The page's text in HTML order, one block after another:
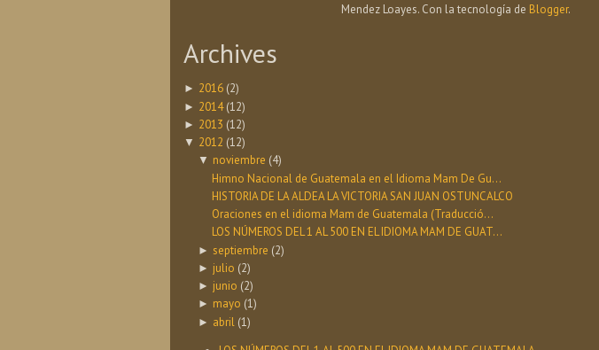
Mendez Loayes. Con la tecnología de Blogger.
Archives
► 2016 (2)
► 2014 (12)
► 2013 (12)
▼ 2012 (12)
▼ noviembre (4)
Himno Nacional de Guatemala en el Idioma Mam De Gu...
HISTORIA DE LA ALDEA LA VICTORIA SAN JUAN OSTUNCALCO
Oraciones en el idioma Mam de Guatemala (Traducció...
LOS NÚMEROS DEL 1 AL 500 EN EL IDIOMA MAM DE GUAT...
► septiembre (2)
► julio (2)
► junio (2)
► mayo (1)
► abril (1)